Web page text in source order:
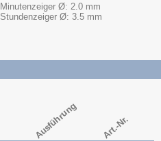
Minutenzeiger Ø: 2.0 mm
Stundenzeiger Ø: 3.5 mm
Ausführung Art.-Nr.